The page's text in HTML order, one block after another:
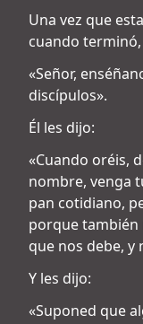
Una vez que
cuando
«Señor,
discípulos».
Él les dijo:
«Cuando oréis,
nombre, venga
pan cotidiano,
porque
que nos debe, y
Y les dijo:
«Suponed que